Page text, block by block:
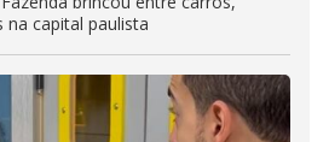
na capital paulista